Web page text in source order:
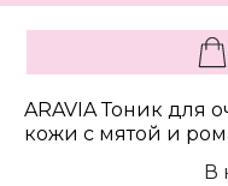
ARAVIA Тоник для
кожи с мятой и
В